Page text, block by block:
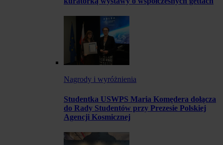
Nagrody i wyróżnienia
Studentka USWPS Maria Komędera dołącza
do Rady Studentów przy Prezesie Polskiej
Agencji Kosmicznej